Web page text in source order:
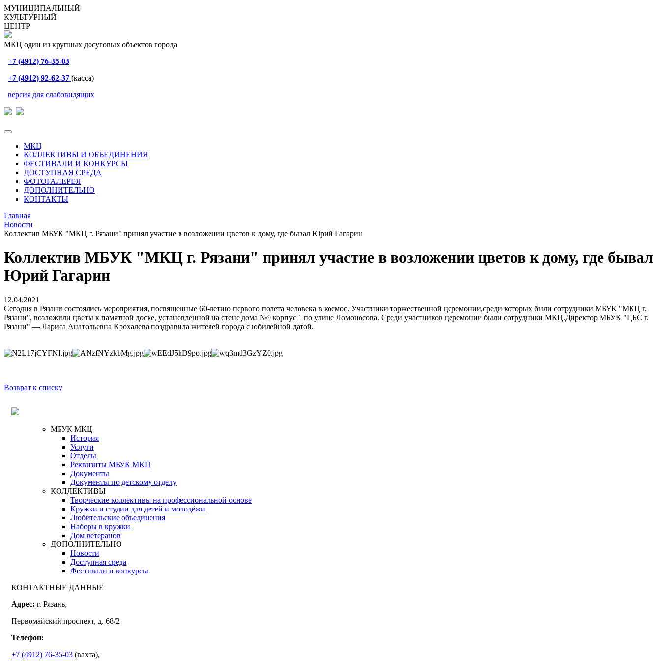
МУНИЦИПАЛЬНЫЙ
КУЛЬТУРНЫЙ
ЦЕНТР
МКЦ один из крупных досуговых объектов города
+7 (4912) 76-35-03
+7 (4912) 92-62-37 (касса)
версия для слабовидящих
МКЦ
КОЛЛЕКТИВЫ И ОБЪЕДИНЕНИЯ
ФЕСТИВАЛИ И КОНКУРСЫ
ДОСТУПНАЯ СРЕДА
ФОТОГАЛЕРЕЯ
ДОПОЛНИТЕЛЬНО
КОНТАКТЫ
Главная
Новости
Коллектив МБУК "МКЦ г. Рязани" принял участие в возложении цветов к дому, где бывал Юрий Гагарин
Коллектив МБУК "МКЦ г. Рязани" принял участие в возложении цветов к дому, где бывал
Юрий Гагарин
12.04.2021
Сегодня в Рязани состоялись мероприятия, посвященные 60-летию первого полета человека в космос. Участники торжественной церемонии,среди которых были сотрудники МБУК "МКЦ г.
Рязани", возложили цветы к памятной доске, установленной на стене дома №9 корпус 1 по улице Ломоносова. Среди участников церемонии были сотрудники МКЦ.Директор МБУК "ЦБС г.
Рязани" — Лариса Анатольевна Крохалева поздравила жителей города с юбилейной датой.
Возврат к списку
МБУК МКЦ
История
Услуги
Отделы
Реквизиты МБУК МКЦ
Документы
Документы по детскому отделу
КОЛЛЕКТИВЫ
Творческие коллективы на профессиональной основе
Кружки и студии для детей и молодёжи
Любительские объединения
Наборы в кружки
Дом ветеранов
ДОПОЛНИТЕЛЬНО
Новости
Доступная среда
Фестивали и конкурсы
КОНТАКТНЫЕ ДАННЫЕ
Адрес: г. Рязань,
Первомайский проспект, д. 68/2
Телефон:
+7 (4912) 76-35-03 (вахта),